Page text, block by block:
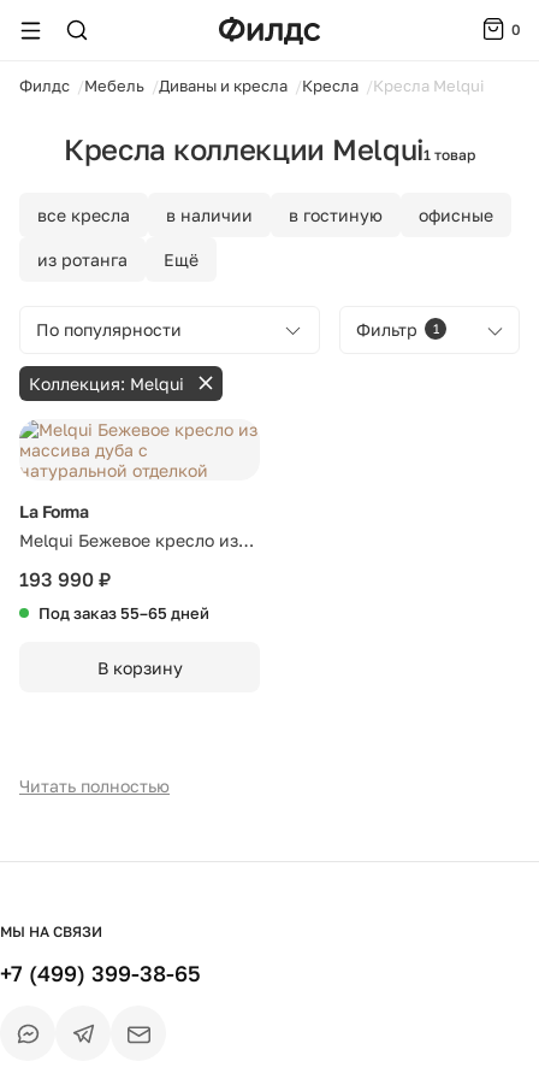
0
Филдс Мебель Диваны и кресла Кресла Кресла Melqui
Кресла коллекции Melqui1 товар
все кресла в наличии в гостиную офисные
из ротанга Ещё
Фильтр 1
По популярности
Коллекция: Melqui
La Forma
Melqui Бежевое кресло из
массива дуба с
193 990 ₽
Под заказ 55–65 дней
В корзину
Читать полностью
МЫ НА СВЯЗИ
+7 (499) 399-38-65